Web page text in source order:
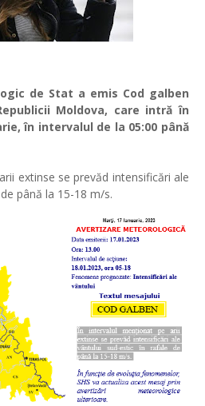
de Stat a emis Cod galben
Moldova, care intră în
în intervalul de la 05:00 până
extinse se prevăd intensificări ale
până la 15-18 m/s.